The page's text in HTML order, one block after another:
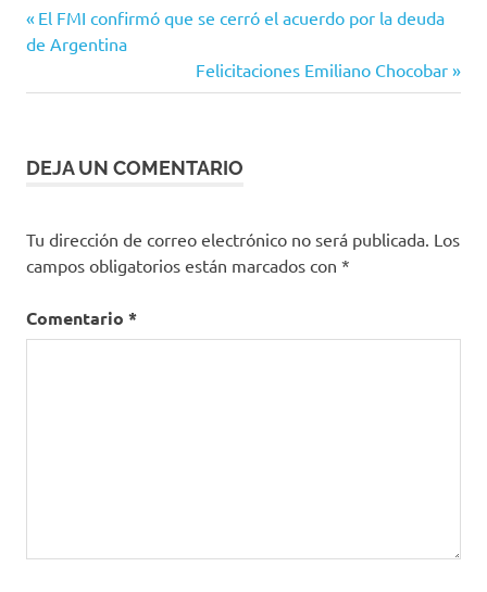
Navegación
Entrada
anterior:
El FMI confirmó que se cerró el acuerdo por la deuda
de Argentina
Siguiente
entrada:
Felicitaciones Emiliano Chocobar
DEJA UN COMENTARIO
Tu dirección de correo electrónico no será publicada. Los
campos obligatorios están marcados con *
Comentario *